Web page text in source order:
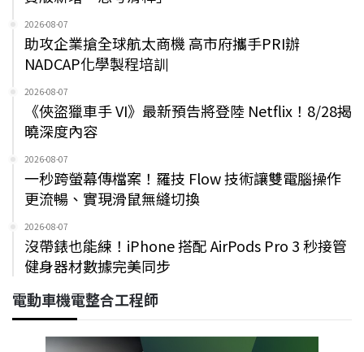
2026-08-07
助攻企業搶全球航太商機 高市府攜手PRI辦
NADCAP化學製程培訓
2026-08-07
《俠盜獵車手 VI》最新預告將登陸 Netflix！8/28揭
曉深度內容
2026-08-07
一秒跨螢幕傳檔案！羅技 Flow 技術讓雙電腦操作
更流暢、實現滑鼠無縫切換
2026-08-07
沒帶錶也能練！iPhone 搭配 AirPods Pro 3 秒接管
健身器材數據完美同步
電動車機電整合工程師